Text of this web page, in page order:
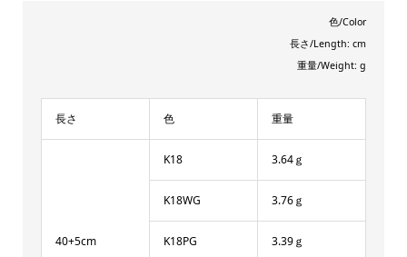
色/Color
長さ/Length: cm
重量/Weight: g
長さ 色 重量
40+5cm
K18 3.64ｇ
K18WG 3.76ｇ
K18PG 3.39ｇ